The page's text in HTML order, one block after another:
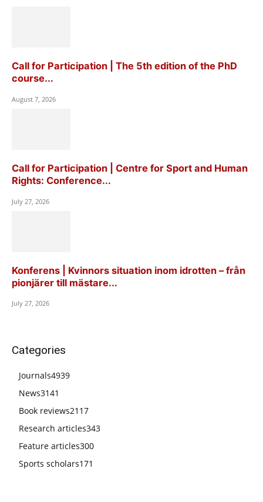
Call for Participation | The 5th edition of the PhD
course...
August 7, 2026
Call for Participation | Centre for Sport and Human
Rights: Conference...
July 27, 2026
Konferens | Kvinnors situation inom idrotten – från
pionjärer till mästare...
July 27, 2026
Categories
Journals4939
News3141
Book reviews2117
Research articles343
Feature articles300
Sports scholars171